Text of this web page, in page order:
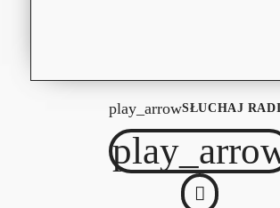
play_arrowSŁUCHAJ